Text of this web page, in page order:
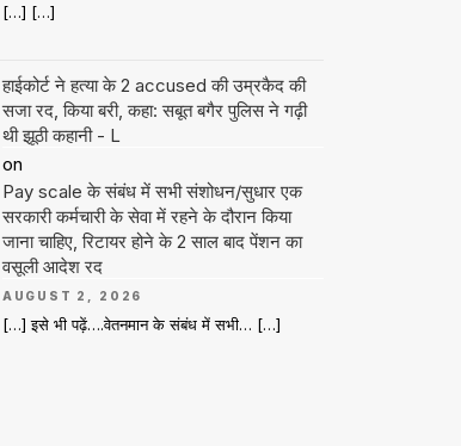
[…] […]
हाईकोर्ट ने हत्या के 2 accused की उम्रकैद की
सजा रद, किया बरी, कहा: सबूत बगैर पुलिस ने गढ़ी
थी झूठी कहानी - L
on
Pay scale के संबंध में सभी संशोधन/सुधार एक
सरकारी कर्मचारी के सेवा में रहने के दौरान किया
जाना चाहिए, रिटायर होने के 2 साल बाद पेंशन का
वसूली आदेश रद
AUGUST 2, 2026
[…] इसे भी पढ़ें….वेतनमान के संबंध में सभी… […]